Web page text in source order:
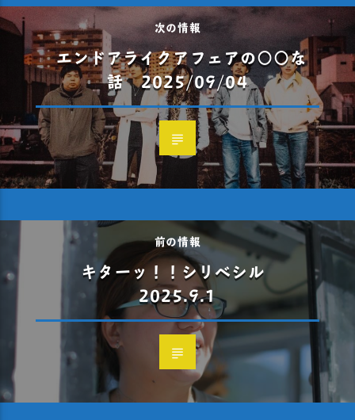
次の情報
エンドアライクアフェアの○○な
話 2025/09/04
前の情報
キターッ！！シリベシル
2025.9.1